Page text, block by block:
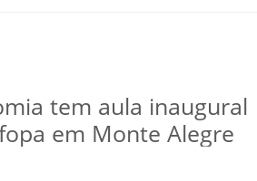
tem aula inaugural
em Monte Alegre